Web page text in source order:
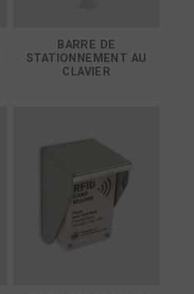
BARRE DE
STATIONNEMENT AU
CLAVIER